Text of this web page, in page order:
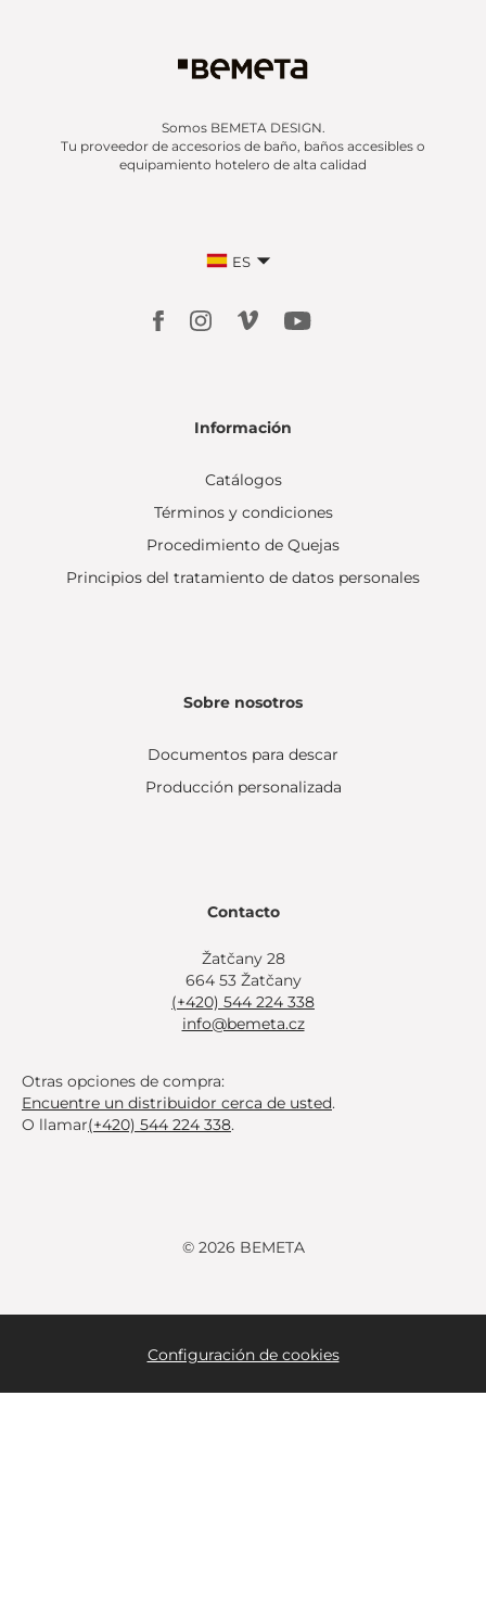
Somos BEMETA DESIGN.
Tu proveedor de accesorios de baño, baños accesibles o
equipamiento hotelero de alta calidad
ES
Información
Catálogos
Términos y condiciones
Procedimiento de Quejas
Principios del tratamiento de datos personales
Sobre nosotros
Documentos para descar
Producción personalizada
Contacto
Žatčany 28
664 53 Žatčany
(+420) 544 224 338
info@bemeta.cz
Otras opciones de compra:
Encuentre un distribuidor cerca de usted.
O llamar(+420) 544 224 338.
© 2026 BEMETA
Configuración de cookies